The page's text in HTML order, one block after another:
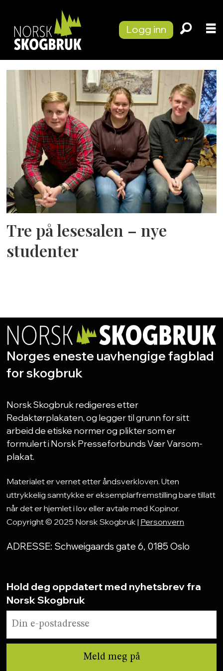
Logg inn
Tag:
simen
rønning
johansen
Tre på lesesalen – nye
studenter
Norges eneste uavhengige fagblad
for skogbruk
Norsk Skogbruk redigeres etter
Redaktørplakaten, og legger til grunn for sitt
arbeid de etiske normer og plikter som er
formulert i Norsk Presseforbunds Vær Varsom-
plakat.
Materialet er vernet etter åndsverkloven. Uten
uttrykkelig samtykke er eksemplarfremstilling bare tillatt
når det er hjemlet i lov eller avtale med Kopinor.
Copyright © 2025 Norsk Skogbruk | Personvern
ADRESSE: Schweigaards gate 6, 0185 Oslo
Hold deg oppdatert med nyhetsbrev fra
Norsk Skogbruk